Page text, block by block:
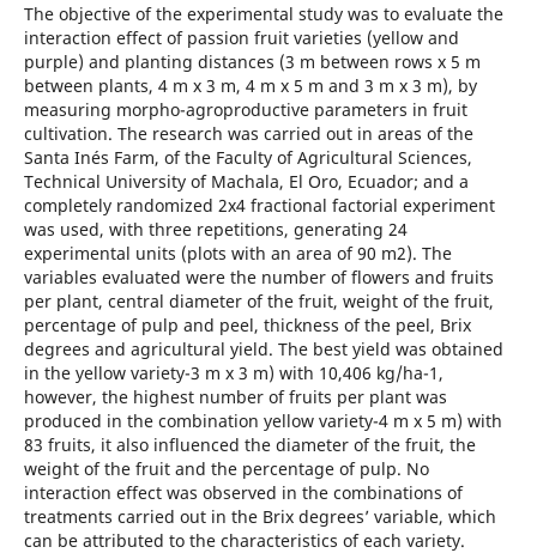
The objective of the experimental study was to evaluate the
interaction effect of passion fruit varieties (yellow and
purple) and planting distances (3 m between rows x 5 m
between plants, 4 m x 3 m, 4 m x 5 m and 3 m x 3 m), by
measuring morpho-agroproductive parameters in fruit
cultivation. The research was carried out in areas of the
Santa Inés Farm, of the Faculty of Agricultural Sciences,
Technical University of Machala, El Oro, Ecuador; and a
completely randomized 2x4 fractional factorial experiment
was used, with three repetitions, generating 24
experimental units (plots with an area of 90 m2). The
variables evaluated were the number of flowers and fruits
per plant, central diameter of the fruit, weight of the fruit,
percentage of pulp and peel, thickness of the peel, Brix
degrees and agricultural yield. The best yield was obtained
in the yellow variety-3 m x 3 m) with 10,406 kg/ha-1,
however, the highest number of fruits per plant was
produced in the combination yellow variety-4 m x 5 m) with
83 fruits, it also influenced the diameter of the fruit, the
weight of the fruit and the percentage of pulp. No
interaction effect was observed in the combinations of
treatments carried out in the Brix degrees’ variable, which
can be attributed to the characteristics of each variety.